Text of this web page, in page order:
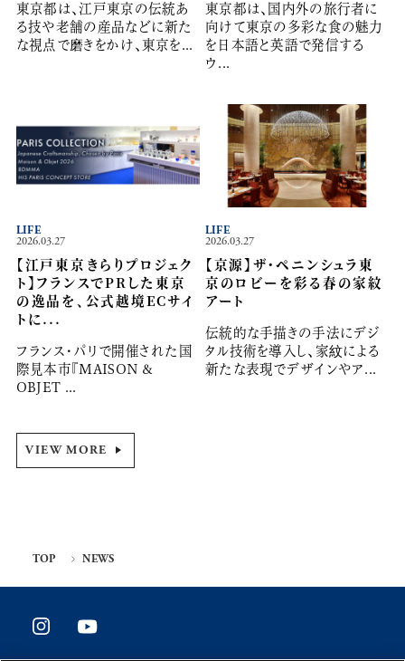
東京都は、江戸東京の伝統あ
る技や老舗の産品などに新た
な視点で磨きをかけ、東京を...
東京都は、国内外の旅行者に
向けて東京の多彩な食の魅力
を日本語と英語で発信する
ウ...
2026.03.27
【江戸東京きらりプロジェク
ト】フランスでPRした東京
の逸品を、公式越境ECサイ
トに...
フランス・パリで開催された国
際見本市『MAISON &
OBJET ...
LIFE
2026.03.27
【京源】ザ・ペニンシュラ東
京のロビーを彩る春の家紋
アート
伝統的な手描きの手法にデジ
タル技術を導入し、家紋による
新たな表現でデザインやア...
LIFE
VIEW MORE
TOP NEWS